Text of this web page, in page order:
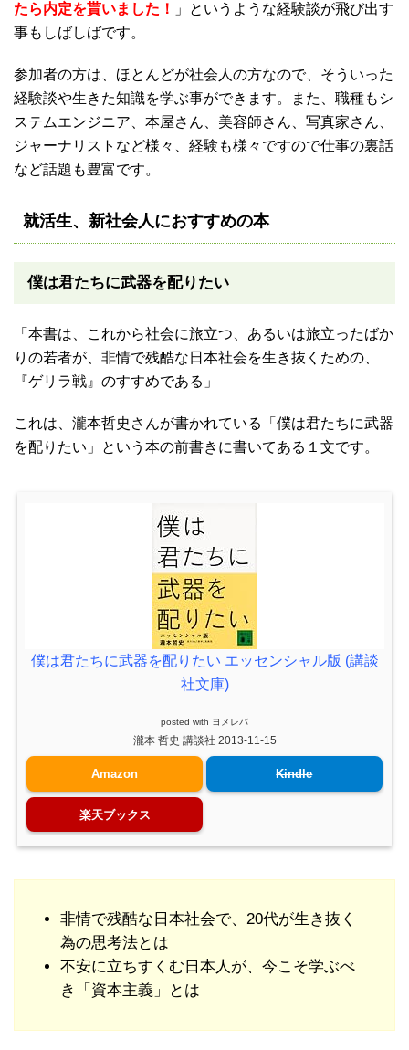
たら内定を貰いました！
」というような経験談が飛び出す
事もしばしばです。
参加者の方は、ほとんどが社会人の方なので、そういった
経験談や生きた知識を学ぶ事ができます。また、職種もシ
ステムエンジニア、本屋さん、美容師さん、写真家さん、
ジャーナリストなど様々、経験も様々ですので仕事の裏話
など話題も豊富です。
就活生、新社会人におすすめの本
僕は君たちに武器を配りたい
「本書は、これから社会に旅立つ、あるいは旅立ったばか
りの若者が、非情で残酷な日本社会を生き抜くための、
『ゲリラ戦』のすすめである」
これは、瀧本哲史さんが書かれている「僕は君たちに武器
を配りたい」という本の前書きに書いてある１文です。
僕は君たちに武器を配りたい エッセンシャル版 (講談
社文庫)
posted with ヨメレバ
瀧本 哲史 講談社 2013-11-15
Amazon Kindle
楽天ブックス
非情で残酷な日本社会で、20代が生き抜く
為の思考法とは
不安に立ちすくむ日本人が、今こそ学ぶべ
き「資本主義」とは